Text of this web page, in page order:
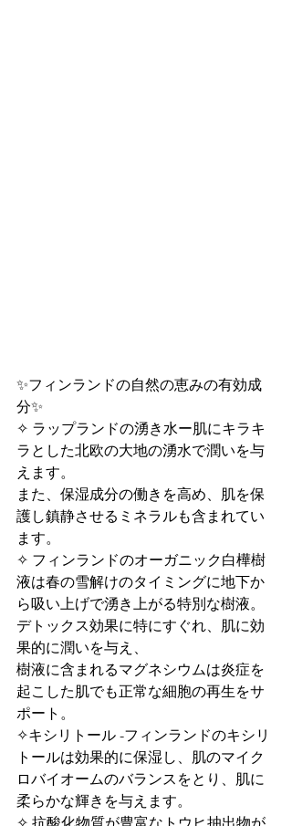
✨フィンランドの自然の恵みの有効成
分✨
✧ ラップランドの湧き水ー肌にキラキ
ラとした北欧の大地の湧水で潤いを与
えます。
また、保湿成分の働きを高め、肌を保
護し鎮静させるミネラルも含まれてい
ます。
✧ フィンランドのオーガニック白樺樹
液は春の雪解けのタイミングに地下か
ら吸い上げで湧き上がる特別な樹液。
デトックス効果に特にすぐれ、肌に効
果的に潤いを与え、
樹液に含まれるマグネシウムは炎症を
起こした肌でも正常な細胞の再生をサ
ポート。
✧キシリトール -フィンランドのキシリ
トールは効果的に保湿し、肌のマイク
ロバイオームのバランスをとり、肌に
柔らかな輝きを与えます。